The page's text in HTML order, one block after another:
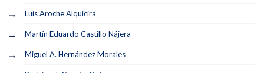
Luis Aroche Alquicira
Martín Eduardo Castillo Nájera
Miguel A. Hernández Morales